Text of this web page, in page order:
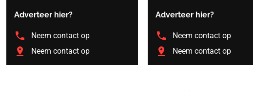
Adverteer hier?
Neem contact op
Neem contact op
Adverteer hier?
Neem contact op
Neem contact op